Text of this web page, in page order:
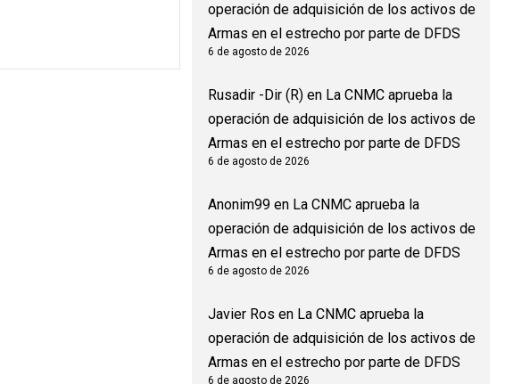
operación de adquisición de los activos de
Armas en el estrecho por parte de DFDS
6 de agosto de 2026
Rusadir -Dir (R)en La CNMC aprueba la
operación de adquisición de los activos de
Armas en el estrecho por parte de DFDS
6 de agosto de 2026
Anonim99en La CNMC aprueba la
operación de adquisición de los activos de
Armas en el estrecho por parte de DFDS
6 de agosto de 2026
Javier Ros en La CNMC aprueba la
operación de adquisición de los activos de
Armas en el estrecho por parte de DFDS
6 de agosto de 2026